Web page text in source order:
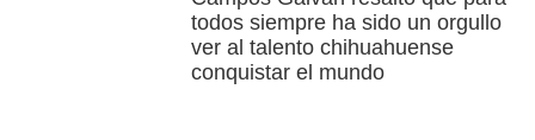
todos siempre ha sido un orgullo
ver al talento chihuahuense
conquistar el mundo